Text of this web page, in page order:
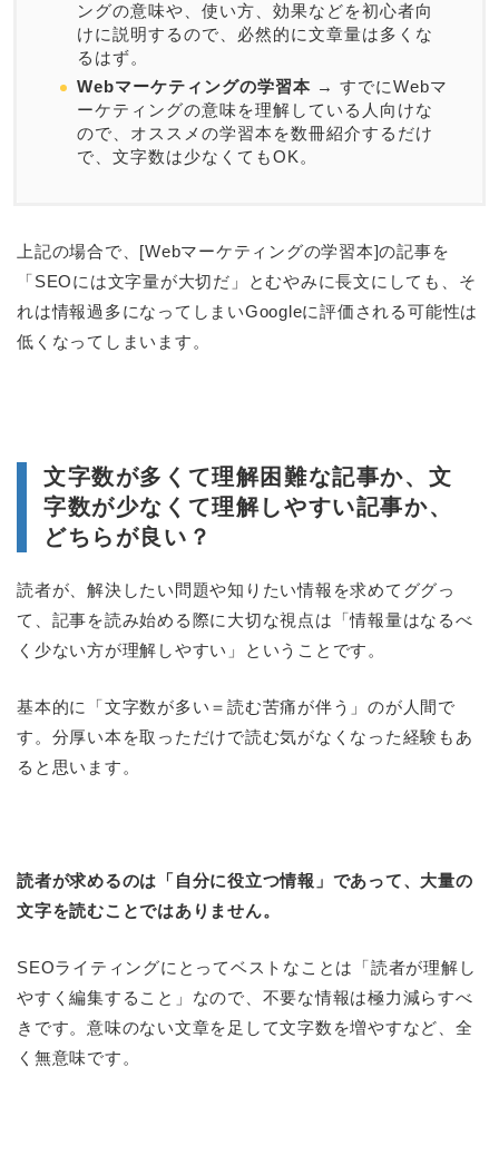
ングの意味や、使い方、効果などを初心者向
けに説明するので、必然的に文章量は多くな
るはず。
Webマーケティングの学習本 → すでにWebマ
ーケティングの意味を理解している人向けな
ので、オススメの学習本を数冊紹介するだけ
で、文字数は少なくてもOK。
上記の場合で、[Webマーケティングの学習本]の記事を
「SEOには文字量が大切だ」とむやみに長文にしても、そ
れは情報過多になってしまいGoogleに評価される可能性は
低くなってしまいます。
文字数が多くて理解困難な記事か、文
字数が少なくて理解しやすい記事か、
どちらが良い？
読者が、解決したい問題や知りたい情報を求めてググっ
て、記事を読み始める際に大切な視点は「情報量はなるべ
く少ない方が理解しやすい」ということです。
基本的に「文字数が多い＝読む苦痛が伴う」のが人間で
す。分厚い本を取っただけで読む気がなくなった経験もあ
ると思います。
読者が求めるのは「自分に役立つ情報」であって、大量の
文字を読むことではありません。
SEOライティングにとってベストなことは「読者が理解し
やすく編集すること」なので、不要な情報は極力減らすべ
きです。意味のない文章を足して文字数を増やすなど、全
く無意味です。